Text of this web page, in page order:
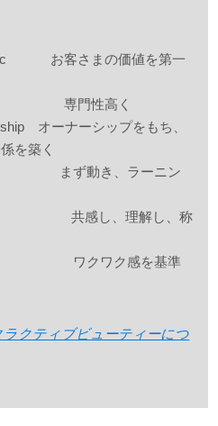
お客さまの価値を第一
専門性高く
オーナーシップをもち、
を築く
まず動き、ラーニン
し、理解し、称
ク感を基準
ラクティブビューティーにつ